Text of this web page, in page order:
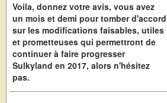
Voila, donnez votre avis, vous avez
un mois et demi pour tomber d'accord
sur les modifications faisables, utiles
et prometteuses qui permettront de
continuer à faire progresser
Sulkyland en 2017, alors n'hésitez
pas.